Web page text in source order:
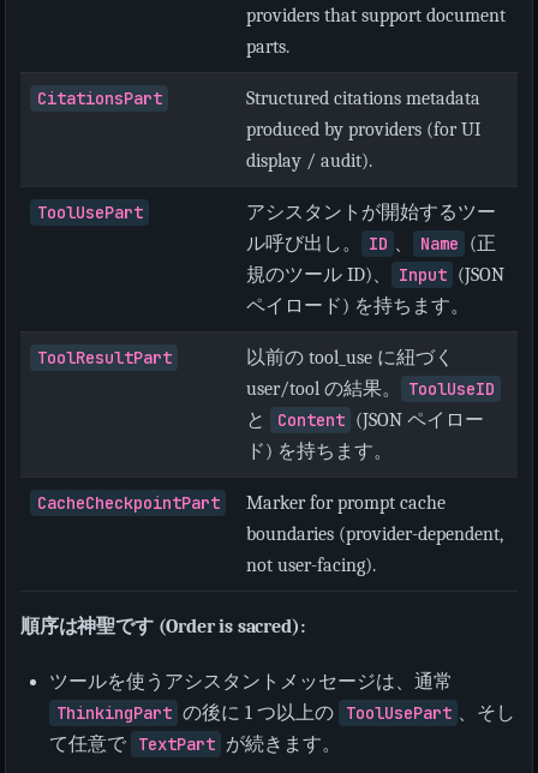
providers that support document
parts.
CitationsPart
Structured citations metadata
produced by providers (for UI
display / audit).
ToolUsePart
アシスタントが開始するツー
ル呼び出し。
ID 、 Name
(正
規のツール ID)、
Input (JSON
ペイロード) を持ちます。
ToolResultPart
以前の tool_use に紐づく
user/tool の結果。
ToolUseID
と
Content (JSON ペイロー
ド) を持ちます。
CacheCheckpointPart
Marker for prompt cache
boundaries (provider-dependent,
not user-facing).
順序は神聖です (Order is sacred):
ツールを使うアシスタントメッセージは、通常
ThinkingPart の後に 1 つ以上の ToolUsePart 、そし
て任意で
TextPart が続きます。